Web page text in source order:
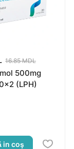
16.85 MDL
500mg
(LPH)
in coş